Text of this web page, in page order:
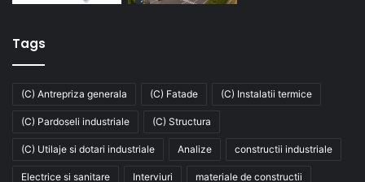
Tags
(C) Antrepriza generala (C) Fatade (C) Instalatii termice
(C) Pardoseli industriale (C) Structura
(C) Utilaje si dotari industriale Analize constructii industriale
Electrice si sanitare Interviuri materiale de constructii